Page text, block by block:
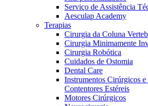
Catálogo de Produtos
Encontre o produto que procura.
da B. Braun com o nosso portfólio
Centro de Inovação
Vamos impulsionar juntos a inovação
Saiba mais sobre o nosso centro de
Serviço de Assistência
Aesculap Academy
Terapias
Cirurgia da Coluna
Cirurgia Minimamente
Cirurgia Robótica
Cuidados de Ostomia
Dental Care
Instrumentos Cirúrgicos e
Contentores Estéreis
Motores Cirúrgicos